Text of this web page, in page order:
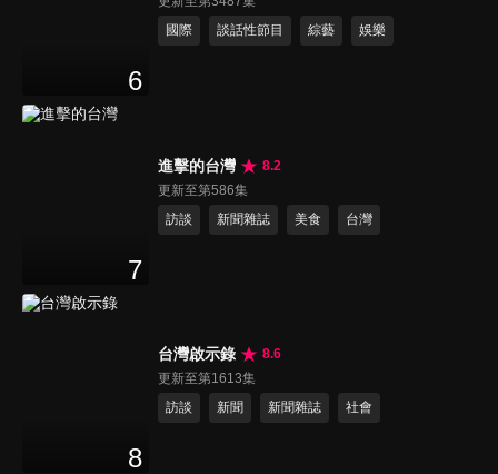
6
國際
談話性節目 綜藝 娛樂
7
進擊的台灣
8.2
更新至第586集
訪談
新聞雜誌 美食 台灣
8
台灣啟示錄
8.6
更新至第1613集
訪談
新聞 新聞雜誌 社會